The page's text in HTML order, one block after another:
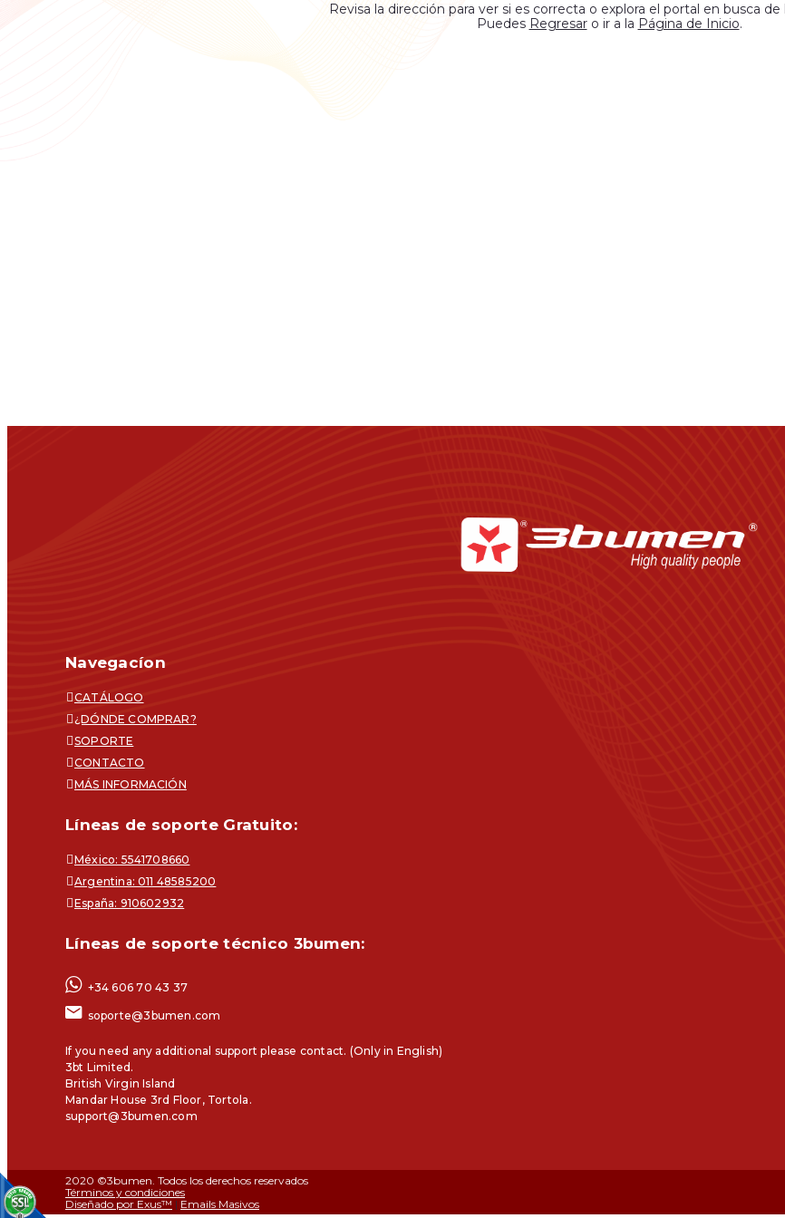
Revisa la dirección para ver si es correcta o explora el portal en busca
Puedes Regresaro ir a la Página de Inicio.
Navegacíon
CATÁLOGO
¿DÓNDE COMPRAR?
SOPORTE
CONTACTO
MÁS INFORMACIÓN
Líneas de soporte Gratuito:
México: 5541708660
Argentina: 011 48585200
España: 910602932
Líneas de soporte técnico 3bumen:
+34 606 70 43 37
soporte@3bumen.com
If you need any additional support please contact. (Only in English)
3bt Limited.
British Virgin Island
Mandar House 3rd Floor, Tortola.
support@3bumen.com
2020 ©3bumen. Todos los derechos reservados
Términos y condiciones
Diseñado por Exus™ | Emails Masivos